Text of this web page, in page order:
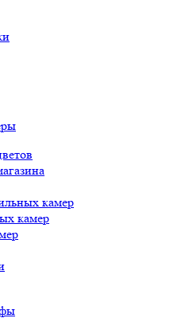
камер
камер